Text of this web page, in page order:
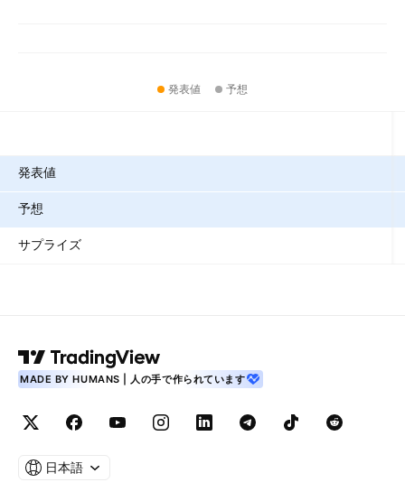
発表値 予想
発表値
予想
サプライズ
MADE BY HUMANS | 人の手で作られています
日本語